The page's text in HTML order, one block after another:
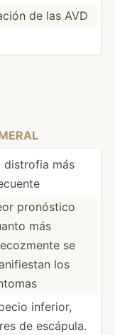
de las AVD
distrofia más
pronóstico
más
se
los
inferior,
de escápula.